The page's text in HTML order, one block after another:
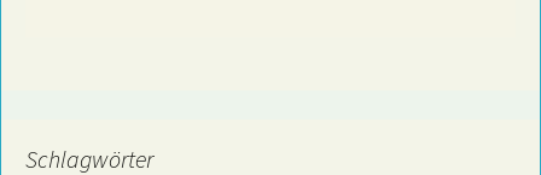
Schlagwörter